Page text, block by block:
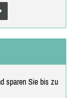
sparen Sie bis zu